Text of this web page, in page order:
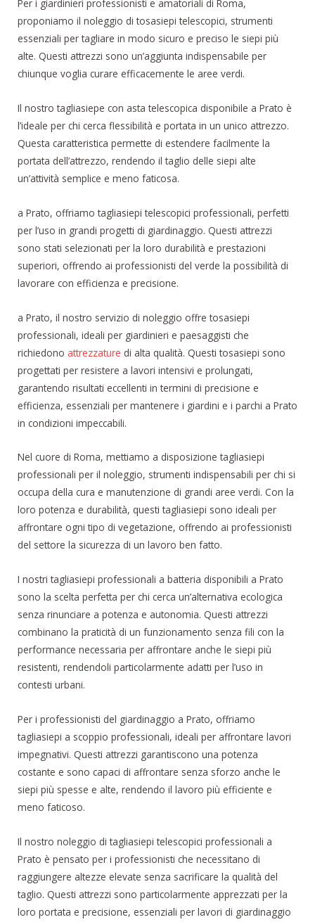
Per i giardinieri professionisti e amatoriali di Roma,
proponiamo il noleggio di tosasiepi telescopici, strumenti
essenziali per tagliare in modo sicuro e preciso le siepi più
alte. Questi attrezzi sono un’aggiunta indispensabile per
chiunque voglia curare efficacemente le aree verdi.
Il nostro tagliasiepe con asta telescopica disponibile a Prato è
l’ideale per chi cerca flessibilità e portata in un unico attrezzo.
Questa caratteristica permette di estendere facilmente la
portata dell’attrezzo, rendendo il taglio delle siepi alte
un’attività semplice e meno faticosa.
a Prato, offriamo tagliasiepi telescopici professionali, perfetti
per l’uso in grandi progetti di giardinaggio. Questi attrezzi
sono stati selezionati per la loro durabilità e prestazioni
superiori, offrendo ai professionisti del verde la possibilità di
lavorare con efficienza e precisione.
a Prato, il nostro servizio di noleggio offre tosasiepi
professionali, ideali per giardinieri e paesaggisti che
richiedono attrezzature di alta qualità. Questi tosasiepi sono
progettati per resistere a lavori intensivi e prolungati,
garantendo risultati eccellenti in termini di precisione e
efficienza, essenziali per mantenere i giardini e i parchi a Prato
in condizioni impeccabili.
Nel cuore di Roma, mettiamo a disposizione tagliasiepi
professionali per il noleggio, strumenti indispensabili per chi si
occupa della cura e manutenzione di grandi aree verdi. Con la
loro potenza e durabilità, questi tagliasiepi sono ideali per
affrontare ogni tipo di vegetazione, offrendo ai professionisti
del settore la sicurezza di un lavoro ben fatto.
I nostri tagliasiepi professionali a batteria disponibili a Prato
sono la scelta perfetta per chi cerca un’alternativa ecologica
senza rinunciare a potenza e autonomia. Questi attrezzi
combinano la praticità di un funzionamento senza fili con la
performance necessaria per affrontare anche le siepi più
resistenti, rendendoli particolarmente adatti per l’uso in
contesti urbani.
Per i professionisti del giardinaggio a Prato, offriamo
tagliasiepi a scoppio professionali, ideali per affrontare lavori
impegnativi. Questi attrezzi garantiscono una potenza
costante e sono capaci di affrontare senza sforzo anche le
siepi più spesse e alte, rendendo il lavoro più efficiente e
meno faticoso.
Il nostro noleggio di tagliasiepi telescopici professionali a
Prato è pensato per i professionisti che necessitano di
raggiungere altezze elevate senza sacrificare la qualità del
taglio. Questi attrezzi sono particolarmente apprezzati per la
loro portata e precisione, essenziali per lavori di giardinaggio